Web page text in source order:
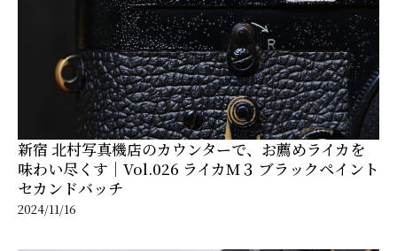
新宿 北村写真機店のカウンターで、お薦めライカを
味わい尽くす｜Vol.026 ライカM３ ブラックペイント
セカンドバッチ
2024/11/16